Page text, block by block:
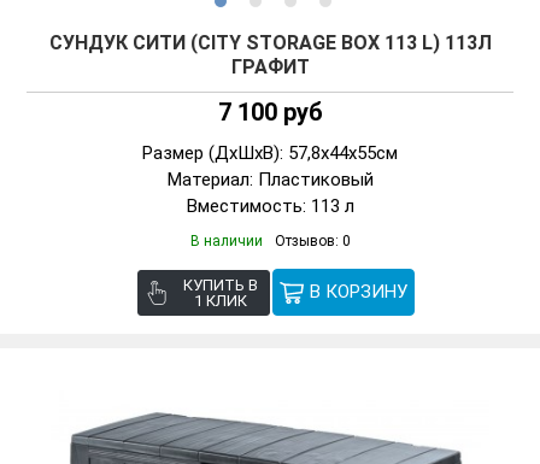
СУНДУК СИТИ (CITY STORAGE BOX 113 L) 113Л
ГРАФИТ
7 100 руб
Размер (ДxШxВ): 57,8x44x55см
Материал: Пластиковый
Вместимость: 113 л
В наличии Отзывов: 0
КУПИТЬ В
1 КЛИК